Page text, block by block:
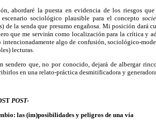
abordaré la puesta en evidencia de los riesgos
sociológico plausible para el concepto
de la senda que presumo engañosa. Mi posición dará
que me servirán como localización para la crítica y
intencionadamente algo de confusión, sociológico-
lecturas.
sendero que, no por conocido, dejará de albergar
en una relato-práctica desmitificadora y
POST-
las (im)posibilidades y peligros de una vía